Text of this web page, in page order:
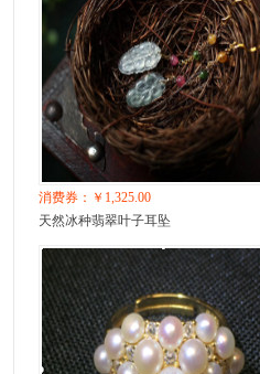
消费券：￥1,325.00
天然冰种翡翠叶子耳坠